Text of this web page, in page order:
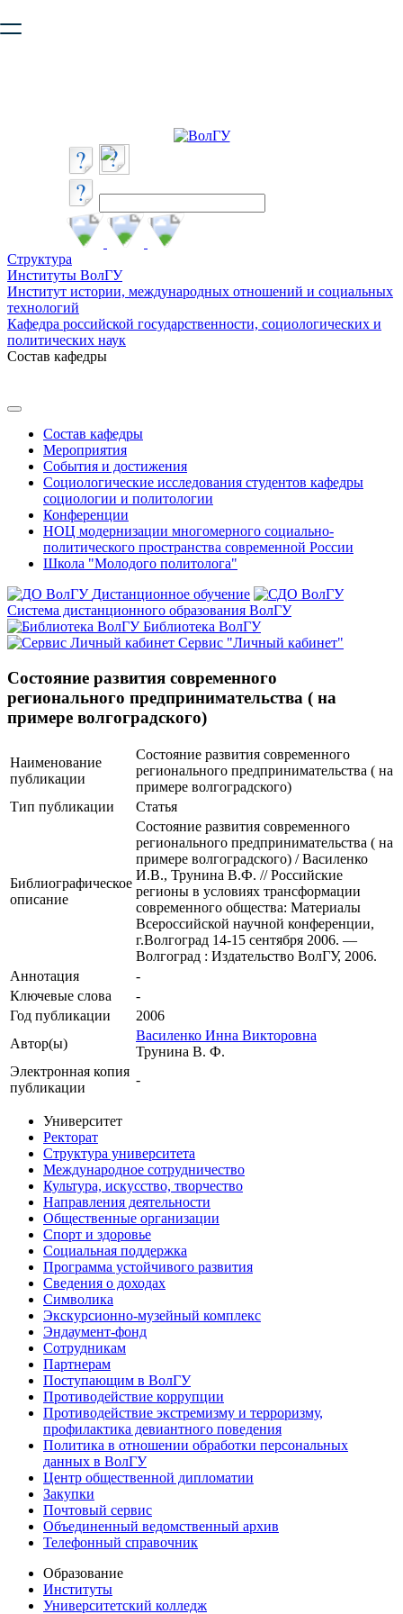
безопасную работу с сайтом. Пожалуйста
Структура
Институты ВолГУ
Институт истории, международных отношений и социальных
технологий
Кафедра российской государственности, социологических и
политических наук
Состав кафедры
Состав кафедры
Мероприятия
События и достижения
Социологические исследования студентов кафедры
социологии и политологии
Конференции
НОЦ модернизации многомерного социально-
политического пространства современной России
Школа "Молодого политолога"
Дистанционное обучение
Система дистанционного образования ВолГУ
Библиотека ВолГУ
Сервис "Личный кабинет"
Состояние развития современного
регионального предпринимательства ( на
примере волгоградского)
Наименование
публикации
Состояние развития современного
регионального предпринимательства ( на
примере волгоградского)
Тип публикации
Статья
Библиографическое
описание
Состояние развития современного
регионального предпринимательства ( на
примере волгоградского) / Василенко
И.В., Трунина В.Ф. // Российские
регионы в условиях трансформации
современного общества: Материалы
Всероссийской научной конференции,
г.Волгоград 14-15 сентября 2006. —
Волгоград : Издательство ВолГУ, 2006.
Аннотация
-
Ключевые cлова
-
Год публикации
2006
Автор(ы)
Василенко Инна Викторовна
Трунина В. Ф.
Электронная копия
публикации
-
Университет
Ректорат
Структура университета
Международное сотрудничество
Культура, искусство, творчество
Направления деятельности
Общественные организации
Спорт и здоровье
Социальная поддержка
Программа устойчивого развития
Сведения о доходах
Символика
Экскурсионно-музейный комплекс
Эндаумент-фонд
Сотрудникам
Партнерам
Поступающим в ВолГУ
Противодействие коррупции
Противодействие экстремизму и терроризму,
профилактика девиантного поведения
Политика в отношении обработки персональных
данных в ВолГУ
Центр общественной дипломатии
Закупки
Почтовый сервис
Объединенный ведомственный архив
Телефонный справочник
Образование
Институты
Университетский колледж